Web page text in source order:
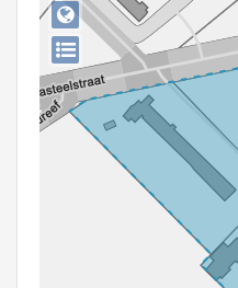
Aanmelden